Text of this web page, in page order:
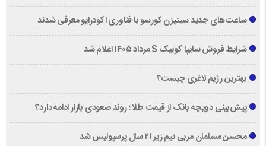
ساعت‌های جدید سیتیزن کورسو با فناوری اکودرایو معرفی شدند
شرایط فروش سایپا کوییک S مرداد ۱۴۰۵ اعلام شد
بهترین رژیم لاغری چیست؟
پیش‌بینی دویچه‌ بانک از قیمت طلا ؛ روند صعودی بازار ادامه دارد؟
محسن مسلمان مربی تیم زیر ۲۱ سال پرسپولیس شد